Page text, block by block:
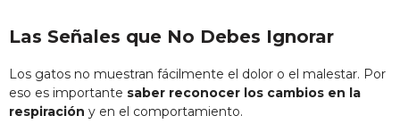
Las Señales que No Debes Ignorar
Los gatos no muestran fácilmente el dolor o el malestar. Por
eso es importante saber reconocer los cambios en la
respiración y en el comportamiento.